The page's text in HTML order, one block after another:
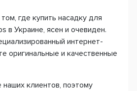
где купить насадку для
в Украине, ясен и очевиден.
интернет-
оригинальные и качественные
клиентов, поэтому